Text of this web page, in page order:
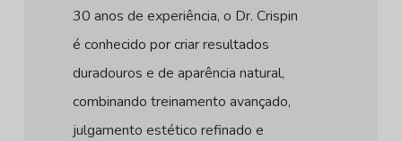
30 anos de experiência, o Dr. Crispin
é conhecido por criar resultados
duradouros e de aparência natural,
combinando treinamento avançado,
julgamento estético refinado e